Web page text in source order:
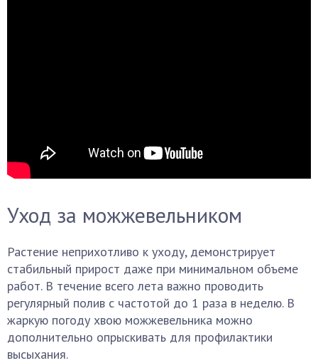
Уход за можжевельником
Растение неприхотливо к уходу, демонстрирует
стабильный прирост даже при минимальном объеме
работ. В течение всего лета важно проводить
регулярный полив с частотой до 1 раза в неделю. В
жаркую погоду хвою можжевельника можно
дополнительно опрыскивать для профилактики
высыхания.